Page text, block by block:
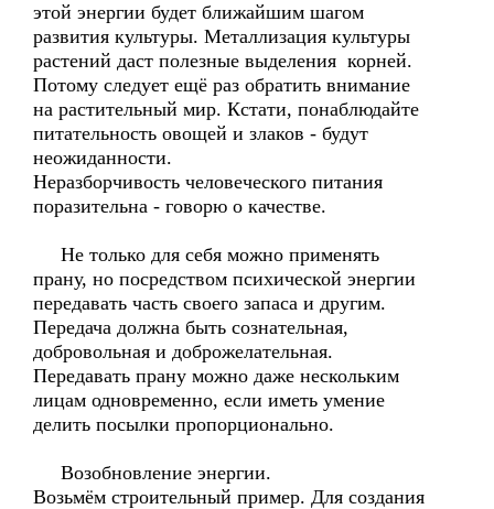
этой энергии будет ближайшим шагом
развития культуры. Металлизация культуры
растений даст полезные выделения корней.
Потому следует ещё раз обратить внимание
на растительный мир. Кстати, понаблюдайте
питательность овощей и злаков - будут
неожиданности.
Неразборчивость человеческого питания
поразительна - говорю о качестве.
Не только для себя можно применять
прану, но посредством психической энергии
передавать часть своего запаса и другим.
Передача должна быть сознательная,
добровольная и доброжелательная.
Передавать прану можно даже нескольким
лицам одновременно, если иметь умение
делить посылки пропорционально.
Возобновление энергии.
Возьмём строительный пример. Для создания